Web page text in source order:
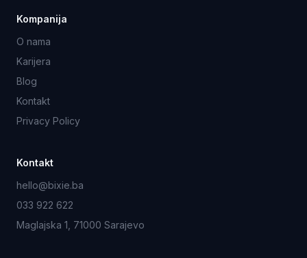
Kompanija
O nama
Karijera
Blog
Kontakt
Privacy Policy
Kontakt
hello@bixie.ba
033 922 622
Maglajska 1, 71000 Sarajevo